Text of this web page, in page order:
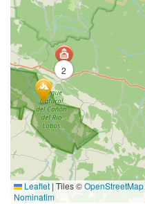
2
Leaflet | Tiles ©OpenStreetMap
Nominatim